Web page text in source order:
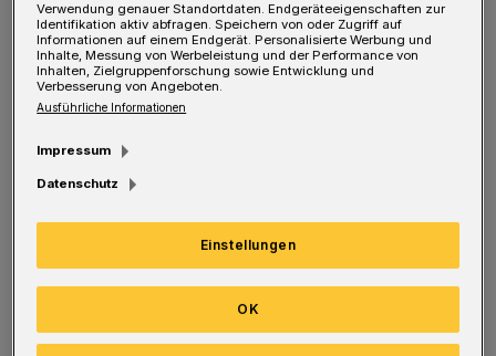
1. Regionalliga, Männer:
Südwest Baskets Wuppertal - BG Kamp-
Lintfort 73:70
Barmer TV - DJK Adler Frintrop 67:82
Barmer TV - Dragons Rhöndorf 47:65
Fußball:
Verwendung genauer Standortdaten. Endgeräteeigenschaften zur
Identifikation aktiv abfragen. Speichern von oder Zugriff auf
Informationen auf einem Endgerät. Personalisierte Werbung und
Inhalte, Messung von Werbeleistung und der Performance von
Inhalten, Zielgruppenforschung sowie Entwicklung und
Verbesserung von Angeboten.
Ausführliche Informationen
Impressum
Datenschutz
Einstellungen
OK